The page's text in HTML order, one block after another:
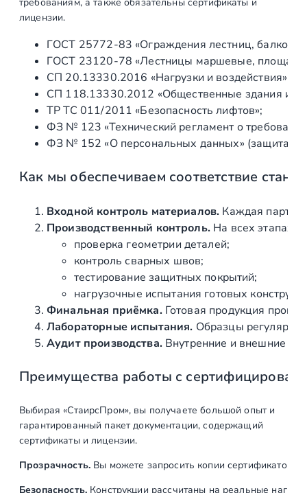
S
2
0
1
0
4
0
р
о
й
а
п
о
л
о
лицензии.
ГОСТ 25772‑83 «Ограждения лестниц,
ГОСТ 23120‑78 «Лестницы маршевые,
СП 20.13330.2016 «Нагрузки и воздействия»
СП 118.13330.2012 «Общественные здания и
ТР ТС 011/2011 «Безопасность лифтов»;
ФЗ № 123 «Технический регламент о
ФЗ № 152 «О персональных данных» (защита
Как мы обеспечиваем соответствие
Входной контроль материалов. Каждая партия
Производственный контроль.На всех этапах
проверка геометрии деталей;
контроль сварных швов;
тестирование защитных покрытий;
нагрузочные испытания готовых
Финальная приёмка.Готовая продукция
Лабораторные испытания. Образцы регулярно
Аудит производства.Внутренние и внешние
Преимущества работы с
Выбирая «СтаирсПром», вы получаете большой опыт и
гарантированный пакет документации, содержащий
сертификаты и лицензии.
Прозрачность.Вы можете запросить копии сертификатов
Безопасность.Конструкции рассчитаны на реальные